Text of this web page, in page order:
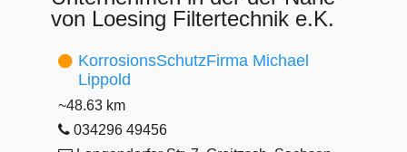
von Loesing Filtertechnik e.K.
KorrosionsSchutzFirma Michael
Lippold
~48.63 km
034296 49456